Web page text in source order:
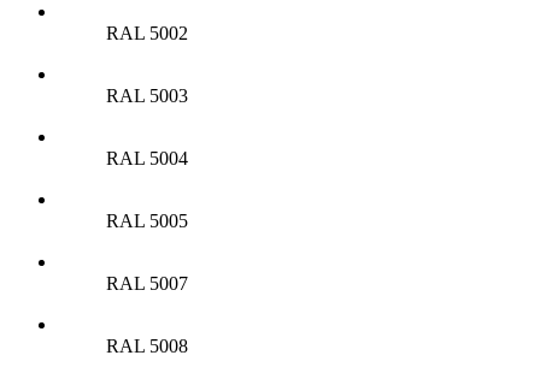
RAL 5002
RAL 5003
RAL 5004
RAL 5005
RAL 5007
RAL 5008